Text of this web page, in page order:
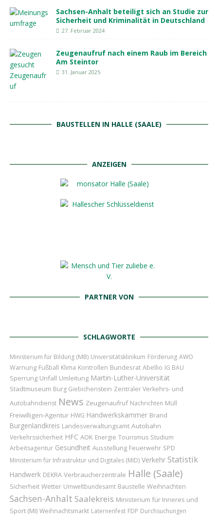
Sachsen-Anhalt beteiligt sich an Studie zur
Sicherheit und Kriminalität in Deutschland
27. Februar 2024
Zeugenaufruf nach einem Raub im Bereich
Am Steintor
31. Januar 2025
BAUSTELLEN IN HALLE (SAALE)
ANZEIGEN
PARTNER VON
SCHLAGWORTE
Ministerium für Bildung (MB) Universitätsklinikum Förderung AWO
Warnung Fußball Klima Kontrollen Bundesrat Abellio IG BAU
Sperrung Unfall Umleitung Martin-Luther-Universität
Stadtmuseum Burg Giebichenstein Zentraler Verkehrs- und
Autobahndienst News Zeugenaufruf Nachrichten Müll
Freiwilligen-Agentur HWG Handwerkskammer Brand
Burgenlandkreis Landesverwaltungsamt Autobahn
Verkehrssicherheit HFC AOK Energie Tourismus Studium
Arbeitsagentur Gesundheit Ausstellung Feuerwehr SPD
Ministerium für Infrastruktur und Digitales (MID) Verkehr Statistik
Handwerk DEKRA Verbraucherzentrale Halle (Saale)
Sicherheit Wetter Umweltbundesamt Baustelle Weihnachten
Sachsen-Anhalt Saalekreis Ministerium für Inneres und
Sport (MI) Weihnachtsmarkt Laternenfest FDP Durchsuchungen